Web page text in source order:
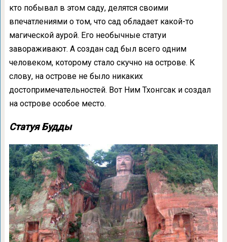
кто побывал в этом саду, делятся своими
впечатлениями о том, что сад обладает какой-то
магической аурой. Его необычные статуи
завораживают. А создан сад был всего одним
человеком, которому стало скучно на острове. К
слову, на острове не было никаких
достопримечательностей. Вот Ним Тхонгсак и создал
на острове особое место.
Статуя Будды